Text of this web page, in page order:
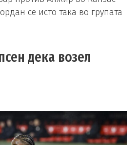
се исто така во групата
дека возел